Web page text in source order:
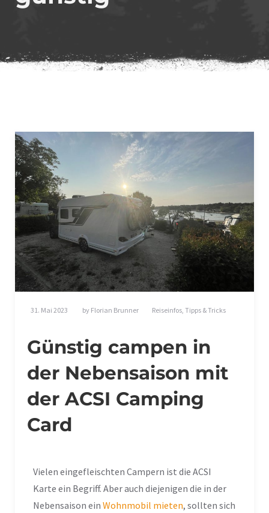
31. Mai 2023 by Florian Brunner Reiseinfos Tipps & Tricks
Günstig campen in
der Nebensaison mit
der ACSI Camping
Card
Vielen eingefleischten Campern ist die ACSI
Karte ein Begriff. Aber auch diejenigen die in der
Nebensaison ein Wohnmobil mieten, sollten sich